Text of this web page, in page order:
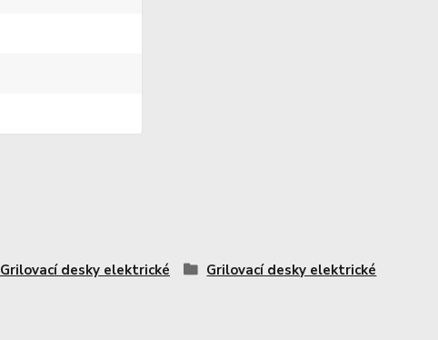
Grilovací desky elektrické Grilovací desky elektrické